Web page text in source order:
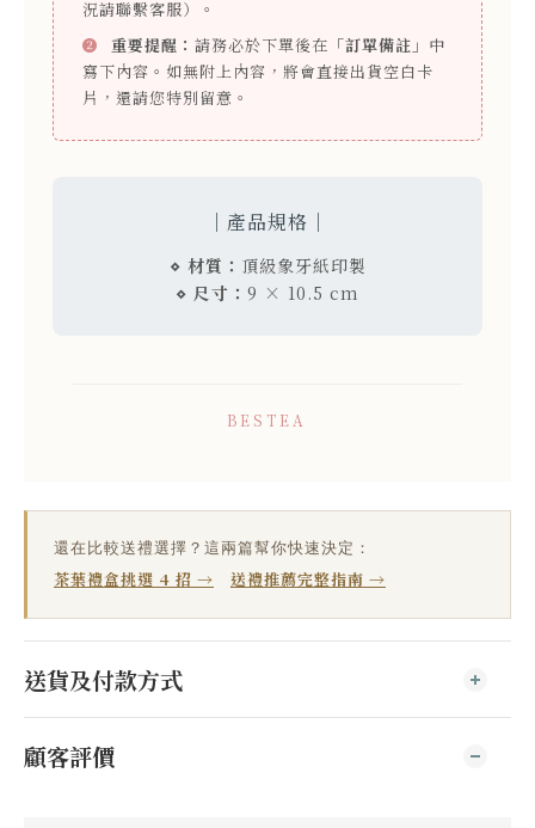
況請聯繫客服）。
❷
重要提醒： 請務必於下單後在 「訂單備註」 中
寫下內容。如無附上內容，將會直接出貨空白卡
片，還請您特別留意。
｜產品規格｜
⋄ 材質： 頂級象牙紙印製
⋄ 尺寸： 9 × 10.5 cm
BESTEA
還在比較送禮選擇？這兩篇幫你快速決定：
茶葉禮盒挑選 4 招 → 送禮推薦完整指南 →
送貨及付款方式
顧客評價